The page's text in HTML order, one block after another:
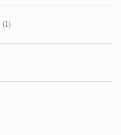
(1)